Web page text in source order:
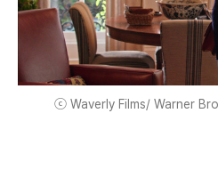
ⓒ Waverly Films/ Warner